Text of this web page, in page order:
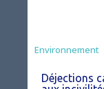
Environnement
Déjections